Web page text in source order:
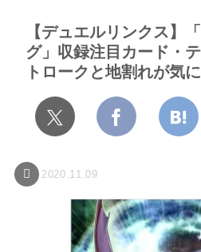
【デュエルリンクス】
グ」収録注目カード・
トロークと地割れが気
2020.11.09